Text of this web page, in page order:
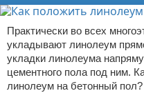
Практически во всех
укладывают линолеум
укладки линолеума
цементного пола под ним.
линолеум на бетонный